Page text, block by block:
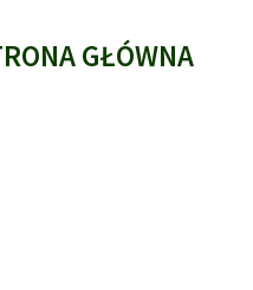
GŁÓWNA